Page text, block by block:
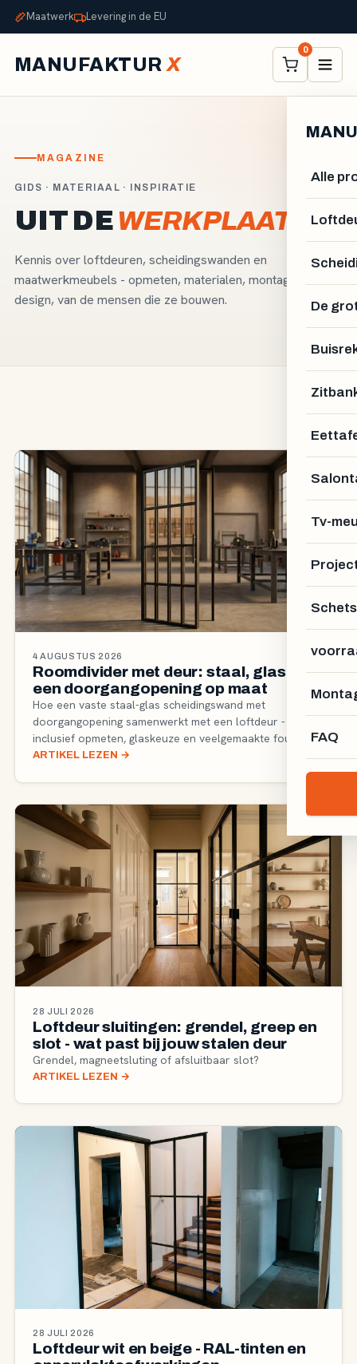
Maatwerk Levering in de EU
MANUFAKTURX
0
Alle
De
Tv-
FAQ
MAGAZINE
GIDS · MATERIAAL · INSPIRATIE
UIT DEWERKPLAATS.
Kennis over loftdeuren, scheidingswanden en
maatwerkmeubels - opmeten, materialen, montage en
design, van de mensen die ze bouwen.
4 AUGUSTUS 2026
Roomdivider met deur: staal, glas en
een doorgangopening op maat
Hoe een vaste staal-glas scheidingswand met
doorgangopening samenwerkt met een loftdeur -
inclusief opmeten, glaskeuze en veelgemaakte fouten.
ARTIKEL LEZEN →
28 JULI 2026
Loftdeur sluitingen: grendel, greep en
slot - wat past bij jouw stalen deur
Grendel, magneetsluting of afsluitbaar slot?
ARTIKEL LEZEN →
28 JULI 2026
Loftdeur wit en beige - RAL-tinten en